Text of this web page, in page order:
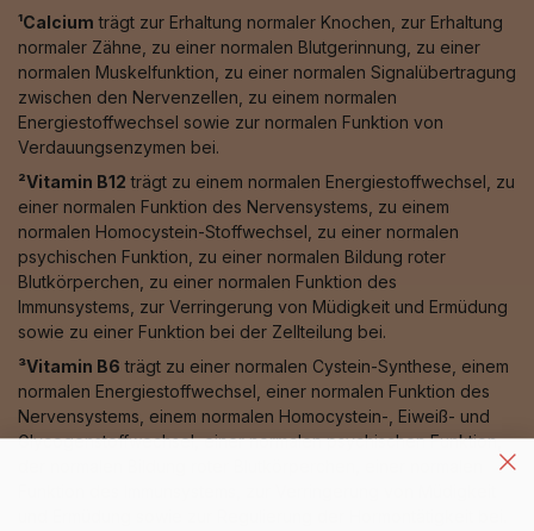
¹Calcium trägt zur Erhaltung normaler Knochen, zur Erhaltung
normaler Zähne, zu einer normalen Blutgerinnung, zu einer
normalen Muskelfunktion, zu einer normalen Signalübertragung
zwischen den Nervenzellen, zu einem normalen
Energiestoffwechsel sowie zur normalen Funktion von
Verdauungsenzymen bei.
²Vitamin B12 trägt zu einem normalen Energiestoffwechsel, zu
einer normalen Funktion des Nervensystems, zu einem
normalen Homocystein-Stoffwechsel, zu einer normalen
psychischen Funktion, zu einer normalen Bildung roter
Blutkörperchen, zu einer normalen Funktion des
Immunsystems, zur Verringerung von Müdigkeit und Ermüdung
sowie zu einer Funktion bei der Zellteilung bei.
³Vitamin B6 trägt zu einer normalen Cystein-Synthese, einem
normalen Energiestoffwechsel, einer normalen Funktion des
Nervensystems, einem normalen Homocystein-, Eiweiß- und
Glycogenstoffwechsel, einer normalen psychischen Funktion,